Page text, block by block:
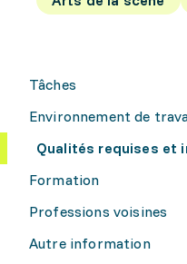
Tâches
Environnement de
Qualités requises et
Formation
Professions voisines
Autre information